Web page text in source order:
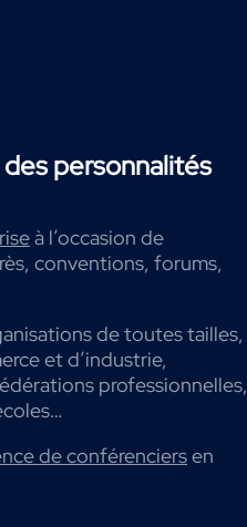
personnalités
à l’occasion de
conventions, forums,
de toutes tailles,
et d’industrie,
professionnelles,
de conférenciersen